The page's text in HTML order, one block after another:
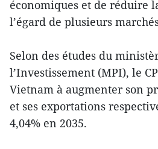
économiques et de réduire
l’égard de plusieurs
Selon des études du
l’Investissement (MPI), le
Vietnam à augmenter son
et ses exportations
4,04% en 2035.